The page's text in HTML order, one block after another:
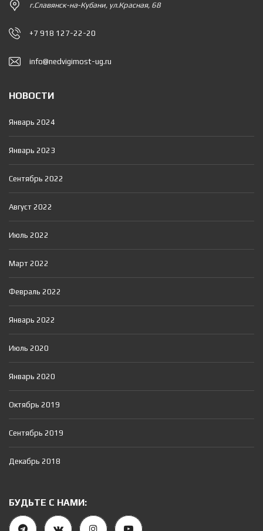
г.Славянск-на-Кубани, ул.Красная, 68
+7 918 127-22-20
info@nedvigimost-ug.ru
НОВОСТИ
Январь 2024
Январь 2023
Сентябрь 2022
Август 2022
Июль 2022
Март 2022
Февраль 2022
Январь 2022
Июль 2020
Январь 2020
Октябрь 2019
Сентябрь 2019
Декабрь 2018
БУДЬТЕ С НАМИ: